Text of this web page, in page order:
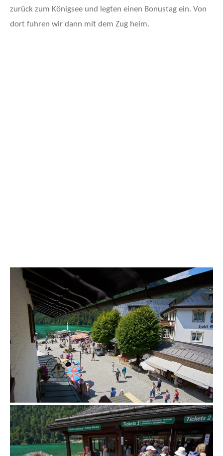
zurück zum Königsee und legten einen Bonustag ein. Von
dort fuhren wir dann mit dem Zug heim.